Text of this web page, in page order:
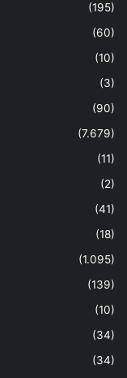
(195)
(60)
(10)
(3)
(90)
(7.679)
(11)
(2)
(41)
(18)
(1.095)
(139)
(10)
(34)
(34)